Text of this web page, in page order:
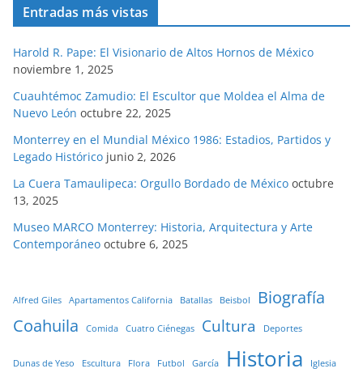
Entradas más vistas
Harold R. Pape: El Visionario de Altos Hornos de México
noviembre 1, 2025
Cuauhtémoc Zamudio: El Escultor que Moldea el Alma de
Nuevo León octubre 22, 2025
Monterrey en el Mundial México 1986: Estadios, Partidos y
Legado Histórico junio 2, 2026
La Cuera Tamaulipeca: Orgullo Bordado de México octubre
13, 2025
Museo MARCO Monterrey: Historia, Arquitectura y Arte
Contemporáneo octubre 6, 2025
Alfred Giles Apartamentos California Batallas Beisbol
Biografía
Coahuila
Comida Cuatro Ciénegas Cultura Deportes
Dunas de Yeso Escultura Flora Futbol García Historia Iglesia